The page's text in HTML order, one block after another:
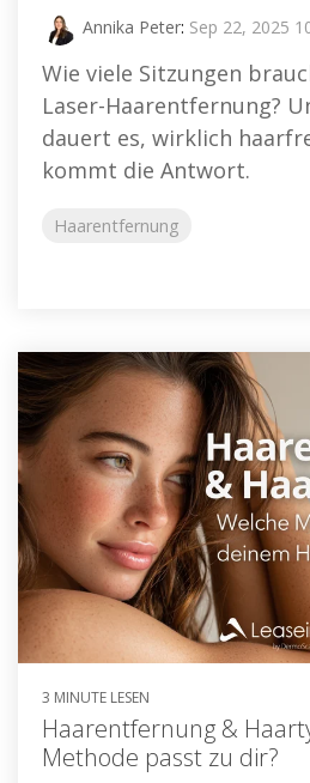
Annika Peter: Sep 22, 2025
Wie viele Sitzungen
Laser-Haarentfernung?
dauert es, wirklich
kommt die Antwort.
Haarentfernung
3 MINUTE LESEN
Haarentfernung &
Methode passt zu dir?